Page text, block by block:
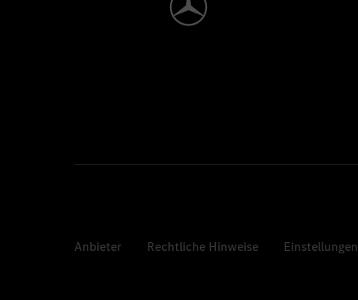
Anbieter Rechtliche Hinweise Einstellungen